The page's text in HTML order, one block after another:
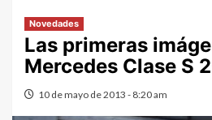
Novedades
Las primeras
Mercedes Clase S
10 de mayo de 2013 - 8:20 am